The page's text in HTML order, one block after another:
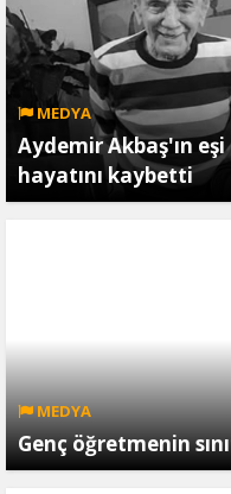
MEDYA
Aydemir Akbaş'ın
hayatını kaybetti
MEDYA
Genç öğretmenin